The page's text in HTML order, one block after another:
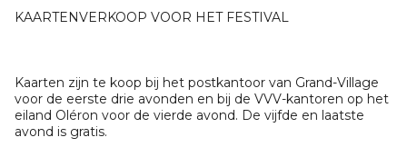
KAARTENVERKOOP VOOR HET FESTIVAL
Kaarten zijn te koop bij het postkantoor van Grand-Village
voor de eerste drie avonden en bij de VVV-kantoren op het
eiland Oléron voor de vierde avond. De vijfde en laatste
avond is gratis.